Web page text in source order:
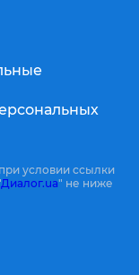
условии ссылки
Диалог.ua" не ниже